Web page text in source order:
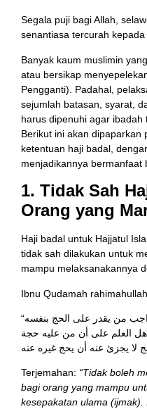
Segala puji bagi Allah,
senantiasa tercurah kepada
Banyak kaum muslimin
atau bersikap
Pengganti). Padahal,
sejumlah batasan, syarat,
harus dipenuhi agar ibadah
Berikut ini akan dipaparkan
ketentuan haji badal,
menjadikannya bermanfaat
1. Tidak Sah
Orang yang
Haji badal untuk Hajjatul
tidak sah dilakukan untuk
mampu melaksanakannya
Ibnu Qudamah
“لا يجوز أن يستنيب في الحج الواجب من يقدر على الحج بنفسه
أهل العلم على أن من عليه حجة
Terjemahan: “Tidak boleh
bagi orang yang mampu
kesepakatan ulama (ijmak).